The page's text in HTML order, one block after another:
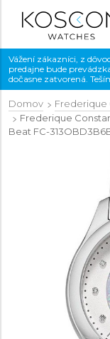
Vážení zákazníci, z
predajne bude
dočasne zatvorená.
Domov Frederique
Frederique
Beat FC-